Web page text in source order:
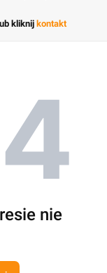
kliknij kontakt
nie